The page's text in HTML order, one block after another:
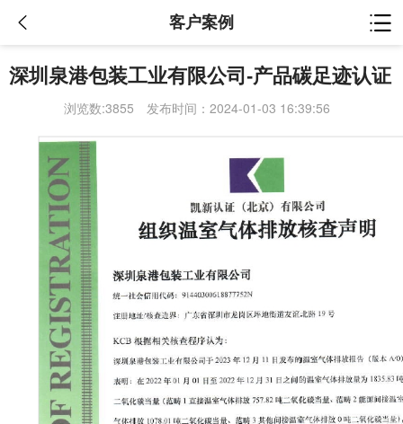
客户案例
深圳泉港包装工业有限公司-产品碳足迹认证
浏览数:3855 发布时间：2024-01-03 16:39:56